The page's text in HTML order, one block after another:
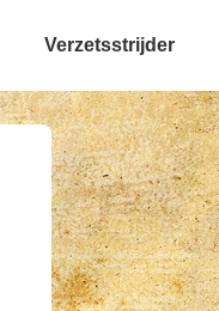
Verzetsstrijder